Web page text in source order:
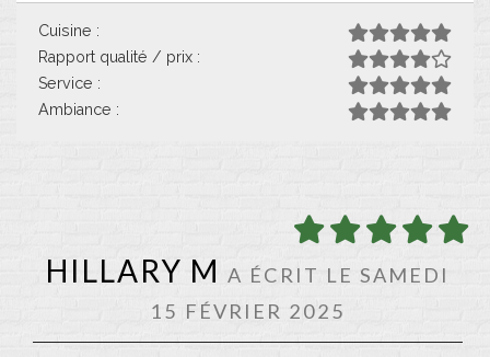
Cuisine :
Rapport qualité / prix :
Service :
Ambiance :
HILLARY M A ÉCRIT LE SAMEDI
15 FÉVRIER 2025